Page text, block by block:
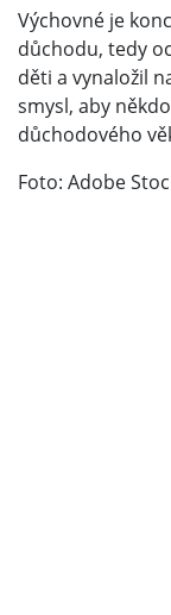
Výchovné je
důchodu, tedy
děti a vynaložil
smysl, aby
důchodového
Foto: Adobe